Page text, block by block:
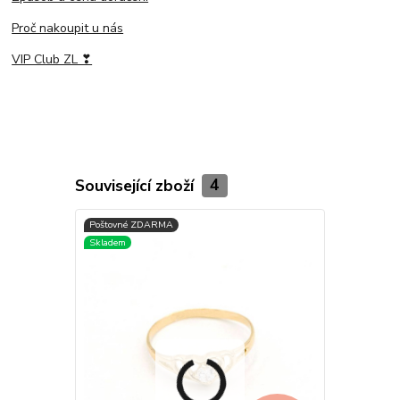
Proč nakoupit u nás
VIP Club ZL ❣
Související zboží 4